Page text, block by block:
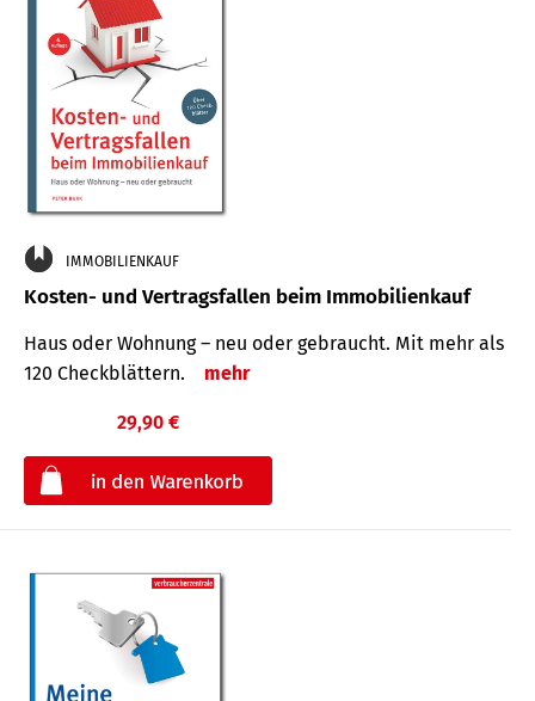
IMMOBILIENKAUF
Kosten- und Vertragsfallen beim Immobilienkauf
Haus oder Wohnung – neu oder gebraucht. Mit mehr als
120 Check­blättern.
mehr
29,90 €